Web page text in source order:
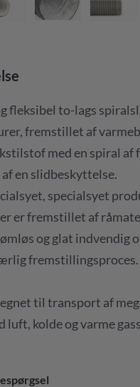
fleksibel to-lags
fremstillet af
med en spiral af
en slidbeskyttelse.
specialsyet
er fremstillet af
og glat indvendig
fremstillingsproces.
til transport af
luft, kolde og varme